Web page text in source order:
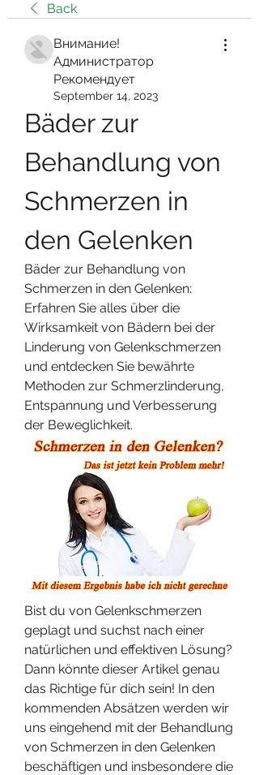
Back
Внимание!
Администратор
Рекомендует
September 14, 2023
Bäder zur
Behandlung von
Schmerzen in
den Gelenken
Bäder zur Behandlung von
Schmerzen in den Gelenken:
Erfahren Sie alles über die
Wirksamkeit von Bädern bei der
Linderung von Gelenkschmerzen
und entdecken Sie bewährte
Methoden zur Schmerzlinderung,
Entspannung und Verbesserung
der Beweglichkeit.
Bist du von Gelenkschmerzen
geplagt und suchst nach einer
natürlichen und effektiven Lösung?
Dann könnte dieser Artikel genau
das Richtige für dich sein! In den
kommenden Absätzen werden wir
uns eingehend mit der Behandlung
von Schmerzen in den Gelenken
beschäftigen und insbesondere die